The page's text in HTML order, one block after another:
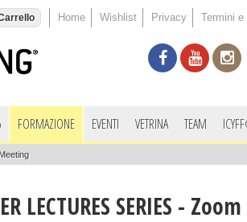
Home Wishlist Privacy Termini e
FORMAZIONE EVENTI VETRINA TEAM
LECTURES SERIES -